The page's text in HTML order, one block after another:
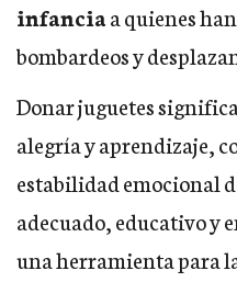
infanciaa quienes
bombardeos y
Donar juguetes
alegría y aprendizaje,
estabilidad emocional
adecuado, educativo y
una herramienta para